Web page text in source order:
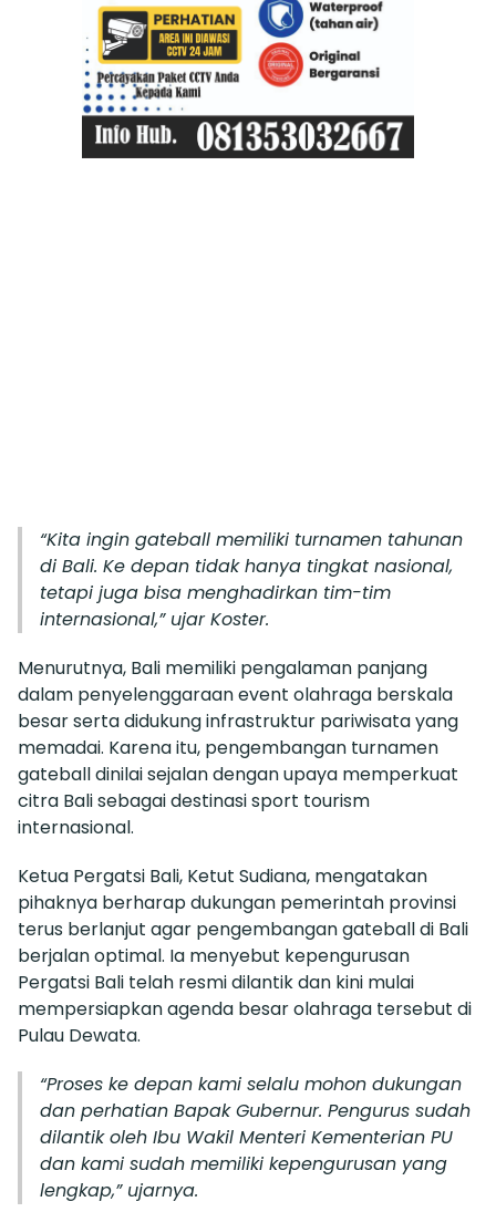
“Kita ingin gateball memiliki turnamen tahunan
di Bali. Ke depan tidak hanya tingkat nasional,
tetapi juga bisa menghadirkan tim-tim
internasional,” ujar Koster.
Menurutnya, Bali memiliki pengalaman panjang
dalam penyelenggaraan event olahraga berskala
besar serta didukung infrastruktur pariwisata yang
memadai. Karena itu, pengembangan turnamen
gateball dinilai sejalan dengan upaya memperkuat
citra Bali sebagai destinasi sport tourism
internasional.
Ketua Pergatsi Bali, Ketut Sudiana, mengatakan
pihaknya berharap dukungan pemerintah provinsi
terus berlanjut agar pengembangan gateball di Bali
berjalan optimal. Ia menyebut kepengurusan
Pergatsi Bali telah resmi dilantik dan kini mulai
mempersiapkan agenda besar olahraga tersebut di
Pulau Dewata.
“Proses ke depan kami selalu mohon dukungan
dan perhatian Bapak Gubernur. Pengurus sudah
dilantik oleh Ibu Wakil Menteri Kementerian PU
dan kami sudah memiliki kepengurusan yang
lengkap,” ujarnya.